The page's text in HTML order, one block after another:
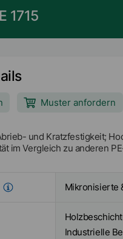
1715
Muster anfordern
und Kratzfestigkeit;
im Vergleich zu anderen
Mikronisierte
Industrielle